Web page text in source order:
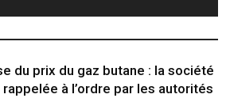
du prix du gaz butane : la société
rappelée à l’ordre par les autorités